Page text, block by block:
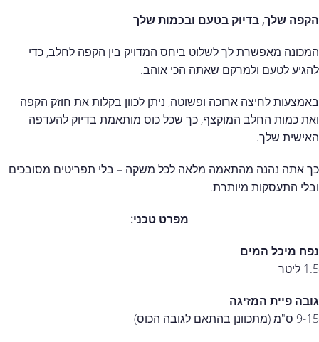
הקפה שלך, בדיוק בטעם ובכמותשלך
המכונה מאפשרת לך לשלוט ביחס המדויק בין הקפה לחלב, כדי
להגיע לטעם ולמרקם שאתה הכי אוהב.
באמצעות לחיצה ארוכה ופשוטה, ניתן לכוון בקלות את חוזק הקפה
ואת כמות החלב המוקצף, כך שכל כוס מותאמת בדיוק להעדפה
האישית שלך.
כך אתה נהנה מהתאמה מלאה לכל משקה – בלי תפריטים מסובכים
ובלי התעסקות מיותרת.
מפרט טכני:
נפח מיכל המים
1.5 ליטר
גובה פיית המזיגה
9-15 ס"מ (מתכוונן בהתאם לגובה הכוס)